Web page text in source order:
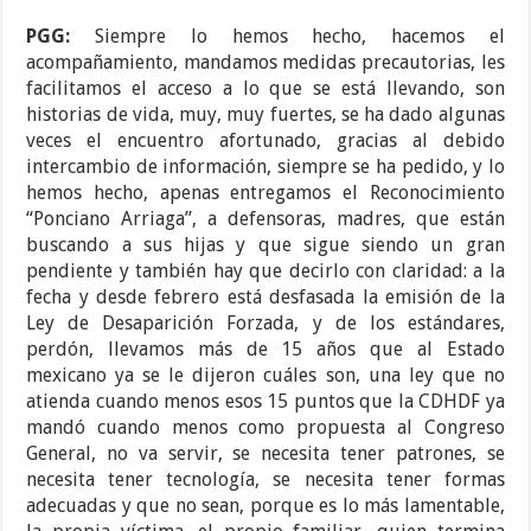
PGG: Siempre lo hemos hecho, hacemos el
acompañamiento, mandamos medidas precautorias, les
facilitamos el acceso a lo que se está llevando, son
historias de vida, muy, muy fuertes, se ha dado algunas
veces el encuentro afortunado, gracias al debido
intercambio de información, siempre se ha pedido, y lo
hemos hecho, apenas entregamos el Reconocimiento
“Ponciano Arriaga”, a defensoras, madres, que están
buscando a sus hijas y que sigue siendo un gran
pendiente y también hay que decirlo con claridad: a la
fecha y desde febrero está desfasada la emisión de la
Ley de Desaparición Forzada, y de los estándares,
perdón, llevamos más de 15 años que al Estado
mexicano ya se le dijeron cuáles son, una ley que no
atienda cuando menos esos 15 puntos que la CDHDF ya
mandó cuando menos como propuesta al Congreso
General, no va servir, se necesita tener patrones, se
necesita tener tecnología, se necesita tener formas
adecuadas y que no sean, porque es lo más lamentable,